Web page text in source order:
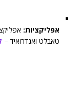
אפליקציות:
טאבלט ואנדרואיד –